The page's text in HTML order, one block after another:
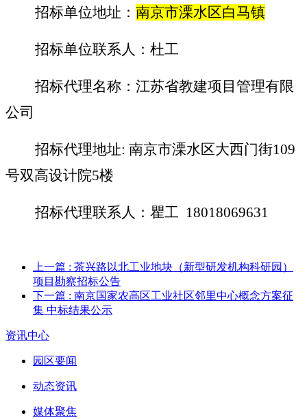
招标单位地址： 南京市溧水区白马镇
招标单位联系人：杜工
招标代理名称：江苏省教建项目管理有限
公司
招标代理地址: 南京市溧水区大西门街109
号双高设计院5楼
招标代理联系人：瞿工 18018069631
上一篇 : 茶兴路以北工业地块（新型研发机构科研园）
项目勘察招标公告
下一篇 : 南京国家农高区工业社区邻里中心概念方案征
集 中标结果公示
资讯中心
园区要闻
动态资讯
媒体聚焦